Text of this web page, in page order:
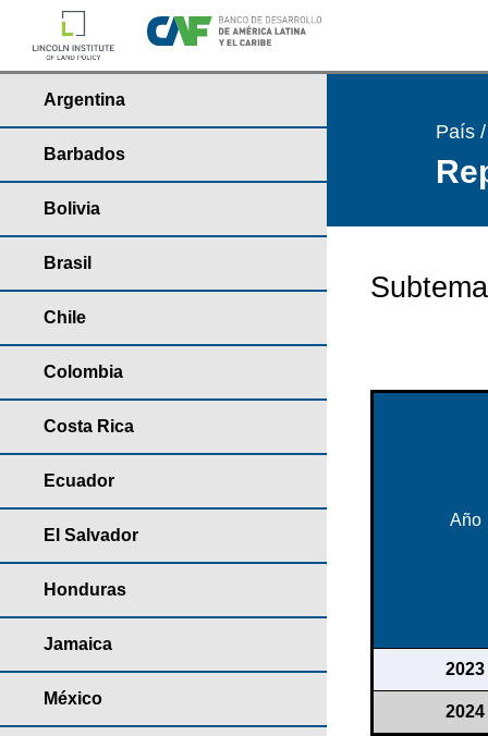
Argentina
Barbados
Bolivia
Brasil
Chile
Colombia
Costa Rica
Ecuador
El Salvador
Honduras
Jamaica
México
País
Año
2023
2024